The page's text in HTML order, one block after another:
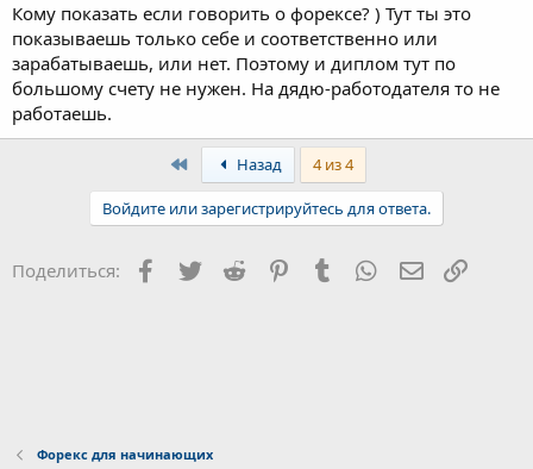
Кому показать если говорить о форексе? ) Тут ты это
показываешь только себе и соответственно или
зарабатываешь, или нет. Поэтому и диплом тут по
большому счету не нужен. На дядю-работодателя то не
работаешь.
First Назад 4 из 4
Войдите или зарегистрируйтесь для ответа.
Поделиться: Facebook
Twitter Reddit PinterestTumblr WhatsApp
Форекс для начинающих